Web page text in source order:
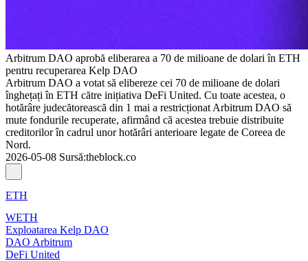
Arbitrum DAO aprobă eliberarea a 70 de milioane de dolari în ETH
pentru recuperarea Kelp DAO
Arbitrum DAO a votat să elibereze cei 70 de milioane de dolari
înghețați în ETH către inițiativa DeFi United. Cu toate acestea, o
hotărâre judecătorească din 1 mai a restricționat Arbitrum DAO să
mute fondurile recuperate, afirmând că acestea trebuie distribuite
creditorilor în cadrul unor hotărâri anterioare legate de Coreea de
Nord.
2026-05-08 Sursă:theblock.co
ETH
WETH
Exploatarea Kelp DAO
DAO Arbitrum
DeFi United